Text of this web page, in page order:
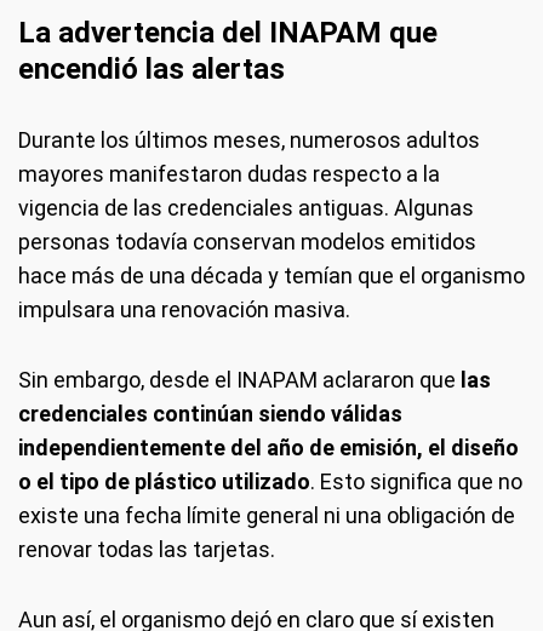
La advertencia del INAPAM que
encendió las alertas
Durante los últimos meses, numerosos adultos
mayores manifestaron dudas respecto a la
vigencia de las credenciales antiguas. Algunas
personas todavía conservan modelos emitidos
hace más de una década y temían que el organismo
impulsara una renovación masiva.
Sin embargo, desde el INAPAM aclararon que las
credenciales continúan siendo válidas
independientemente del año de emisión, el diseño
o el tipo de plástico utilizado. Esto significa que no
existe una fecha límite general ni una obligación de
renovar todas las tarjetas.
Aun así, el organismo dejó en claro que sí existen